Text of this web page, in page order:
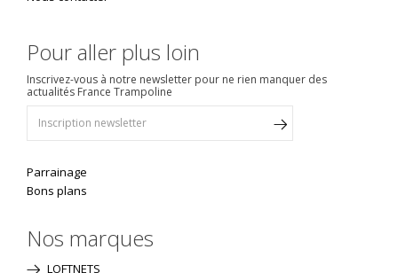
Pour aller plus loin
Inscrivez-vous à notre newsletter pour ne rien manquer des
actualités France Trampoline
Parrainage
Bons plans
Nos marques
LOFTNETS